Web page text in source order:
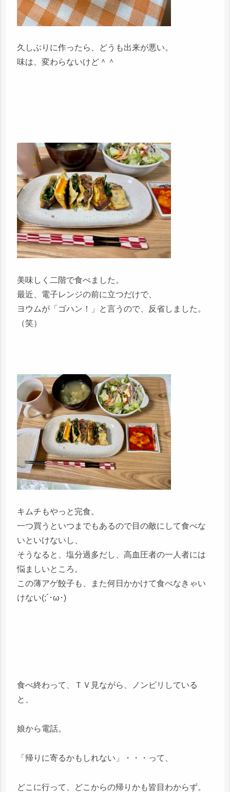
久しぶりに作ったら、どうも出来が悪い。
味は、変わらないけど＾＾
美味しく二階で食べました。
最近、電子レンジの前に立つだけで、
ヨウムが「ゴハン！」と言うので、反省しました。
（笑）
キムチもやっと完食。
一つ買うといつまでもあるので目の敵にして食べな
いといけないし、
そうなると、塩分過多だし、高血圧者の一人者には
悩ましいところ。
この薄アゲ餃子も、また何日かかけて食べなきゃい
けない(;´･ω･)
食べ終わって、ＴＶ見ながら、ノンビリしている
と、
娘から電話。
「帰りに寄るかもしれない」・・・って、
どこに行って、どこからの帰りかも皆目わからず。